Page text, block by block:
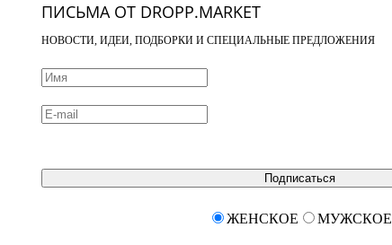
ПИСЬМА ОТ DROPP.MARKET
НОВОСТИ, ИДЕИ, ПОДБОРКИ И СПЕЦИАЛЬНЫЕ ПРЕДЛОЖЕНИЯ
Подписаться
ЖЕНСКОЕ МУЖСКОЕ